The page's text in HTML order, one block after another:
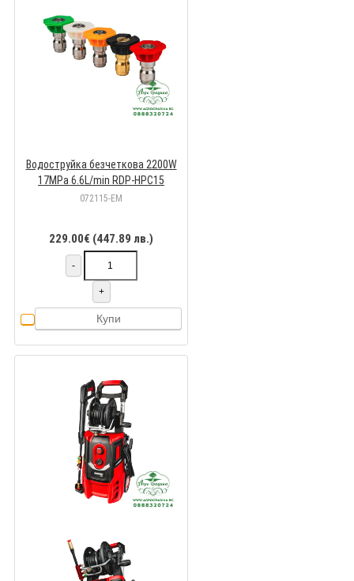
Водоструйка безчеткова 2200W
17MPa 6.6L/min RDP-HPC15
072115-EM
229.00€ (447.89 лв.)
-
+
Купи